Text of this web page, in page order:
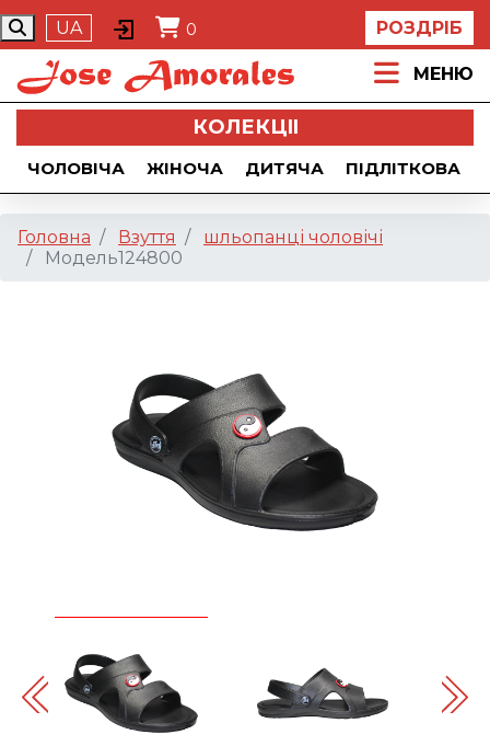
UA 0 РОЗДРІБ
МЕНЮ
КОЛЕКЦII
ЧОЛОВІЧА ЖІНОЧА ДИТЯЧА ПІДЛІТКОВА
Головна Взуття
шльопанці чоловічі
Модель124800